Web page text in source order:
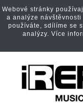
Webové stránky
a analýze
používáte, sdílíme se
analýzy. Více